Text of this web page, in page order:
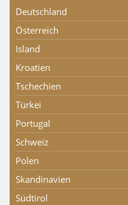
Deutschland
Österreich
Island
Kroatien
Tschechien
Türkei
Portugal
Schweiz
Polen
Skandinavien
Südtirol